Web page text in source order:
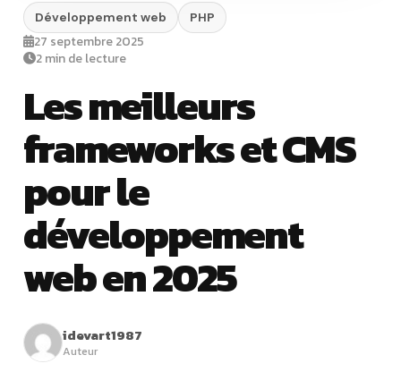
Développement web PHP
27 septembre 2025
2 min de lecture
Les meilleurs
frameworks et CMS
pour le
développement
web en 2025
idevart1987
Auteur